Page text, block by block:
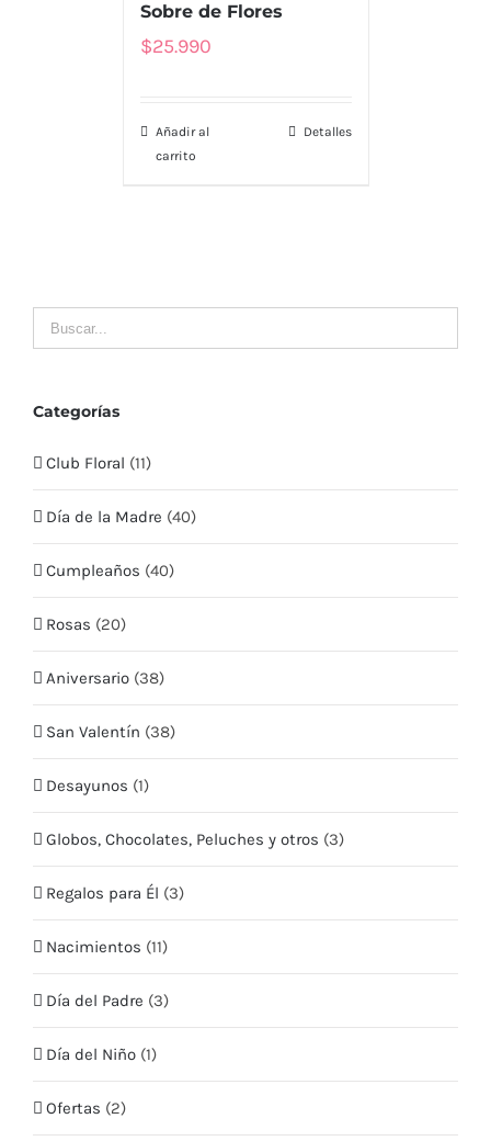
Sobre de Flores
$25.990
Añadir al
carrito
Detalles
Categorías
Club Floral (11)
Día de la Madre (40)
Cumpleaños (40)
Rosas (20)
Aniversario (38)
San Valentín (38)
Desayunos (1)
Globos, Chocolates, Peluches y otros (3)
Regalos para Él (3)
Nacimientos (11)
Día del Padre (3)
Día del Niño (1)
Ofertas (2)
MI CUENTA
Mis Pedidos
Mis Datos
Mis Direcciones
Términos y condiciones
Teléfono: +569 5409 2635
Email:info@quieroflores.cl
Web:www.quieroflores.cl
Facebook:/floresymas.cl